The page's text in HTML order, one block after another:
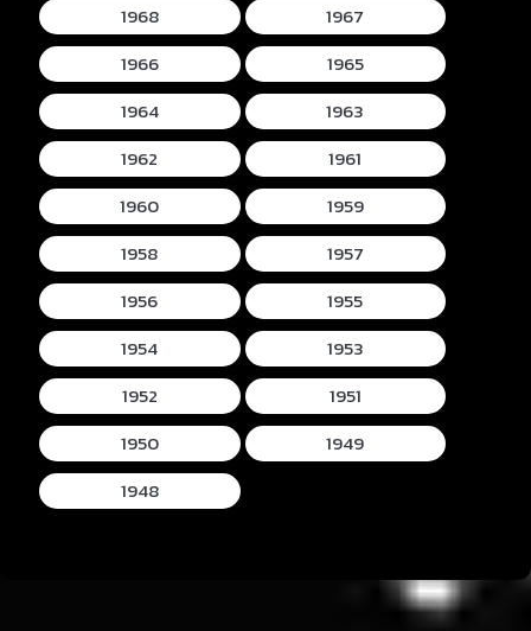
1968
1967
1966
1965
1964
1963
1962
1961
1960
1959
1958
1957
1956
1955
1954
1953
1952
1951
1950
1949
1948